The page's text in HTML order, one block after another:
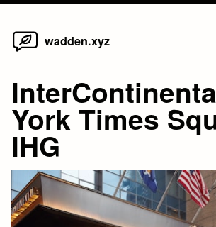
Skip
wadden.xyz
York Times
IHG